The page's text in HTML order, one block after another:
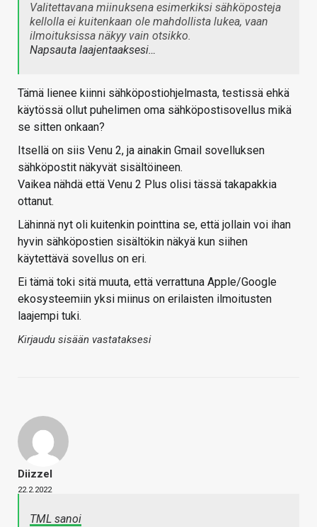
Valitettavana miinuksena esimerkiksi sähköposteja
kellolla ei kuitenkaan ole mahdollista lukea, vaan
ilmoituksissa näkyy vain otsikko.
Napsauta laajentaaksesi…
Tämä lienee kiinni sähköpostiohjelmasta, testissä ehkä
käytössä ollut puhelimen oma sähköpostisovellus mikä
se sitten onkaan?
Itsellä on siis Venu 2, ja ainakin Gmail sovelluksen
sähköpostit näkyvät sisältöineen.
Vaikea nähdä että Venu 2 Plus olisi tässä takapakkia
ottanut.
Lähinnä nyt oli kuitenkin pointtina se, että jollain voi ihan
hyvin sähköpostien sisältökin näkyä kun siihen
käytettävä sovellus on eri.
Ei tämä toki sitä muuta, että verrattuna Apple/Google
ekosysteemiin yksi miinus on erilaisten ilmoitusten
laajempi tuki.
Kirjaudu sisään vastataksesi
Diizzel
22.2.2022
TML sanoi